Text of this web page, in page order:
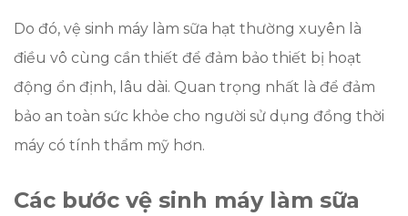
Do đó, vệ sinh máy làm sữa hạt thường xuyên là
điều vô cùng cần thiết để đảm bảo thiết bị hoạt
động ổn định, lâu dài. Quan trọng nhất là để đảm
bảo an toàn sức khỏe cho người sử dụng đồng thời
máy có tính thẩm mỹ hơn.
Các bước vệ sinh máy làm sữa